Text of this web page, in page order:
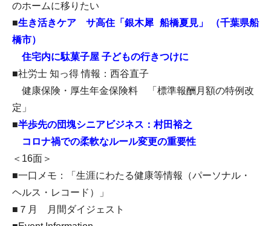
のホームに移りたい
■生き活きケア サ高住「銀木犀 船橋夏見」 （千葉県船
橋市）
住宅内に駄菓子屋 子どもの行きつけに
■社労士 知っ得 情報：西谷直子
健康保険・厚生年金保険料 「標準報酬月額の特例改
定」
■半歩先の団塊シニアビジネス：村田裕之
コロナ禍での柔軟なルール変更の重要性
＜16面＞
■一口メモ：「生涯にわたる健康等情報（パーソナル・
ヘルス・レコード）」
■７月 月間ダイジェスト